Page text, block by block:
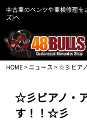
中古車のベンツや車検修理を
ズ)へ
HOME> ニュース > ☆彡ビア
☆彡ビアノ・
す！！☆彡